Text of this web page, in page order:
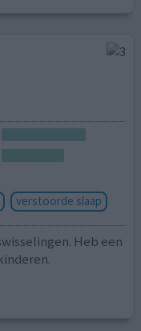
verstoorde slaap
Heb een